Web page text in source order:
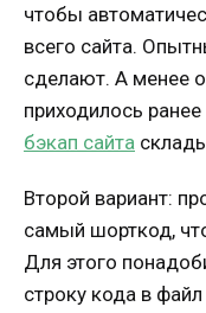
чтобы
всего сайта.
сделают. А менее
приходилось
бэкап сайта
Второй вариант:
самый шорткод,
Для этого
строку кода в